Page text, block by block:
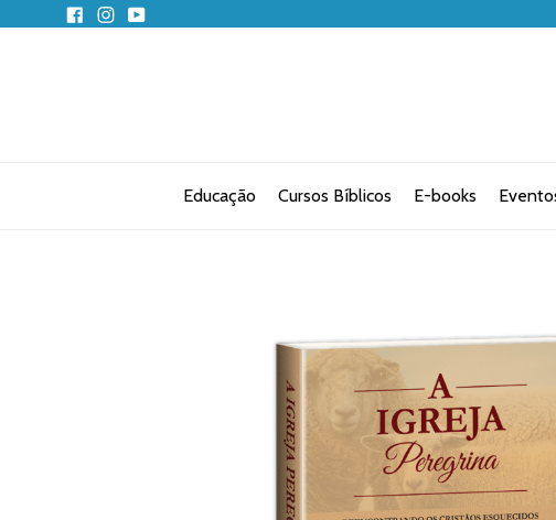
FacebookInstagram
Educação Cursos Bíblicos E-books